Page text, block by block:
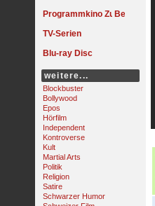
Programmkino
TV-Serien
Blu-ray Disc
weitere...
Blockbuster
Bollywood
Epos
Hörfilm
Independent
Kontroverse
Kult
Martial Arts
Politik
Religion
Satire
Schwarzer Humor